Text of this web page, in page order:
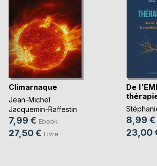
Climarnaque
Jean-Michel
Jacquemin-Raffestin
7,99 € Ebook
27,50 € Livre
De
8,99 €
23,00